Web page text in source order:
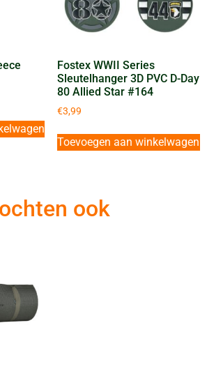
Fostex WWII Series
Sleutelhanger 3D PVC D-Day
80 Allied Star #164
€3,99
Toevoegen aan winkelwagen
ook